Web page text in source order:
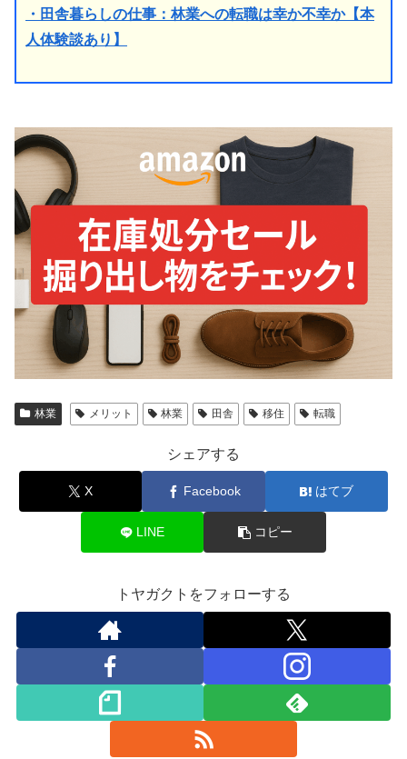
・田舎暮らしの仕事：林業への転職は幸か不幸か【本
人体験談あり】
林業 メリット 林業 田舎 移住 転職
シェアする
X Facebook はてブ
LINE コピー
トヤガクトをフォローする